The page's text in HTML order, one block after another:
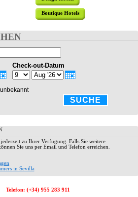
Boutique Hotels
Check-out-Datum
SUCHE
zu Ihrer Verfügung. Falls Sie weitere
Sie uns per Email und Telefon erreichen.
in Sevilla
Telefon: (+34) 955 283 911